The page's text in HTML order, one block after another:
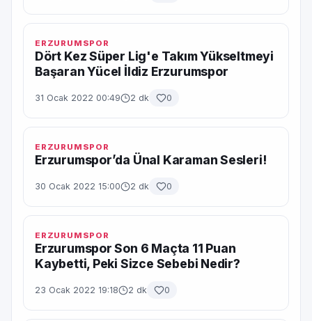
ERZURUMSPOR
Dört Kez Süper Lig'e Takım Yükseltmeyi
Başaran Yücel İldiz Erzurumspor
31 Ocak 2022 00:49 2 dk 0
ERZURUMSPOR
Erzurumspor’da Ünal Karaman Sesleri!
30 Ocak 2022 15:00 2 dk 0
ERZURUMSPOR
Erzurumspor Son 6 Maçta 11 Puan
Kaybetti, Peki Sizce Sebebi Nedir?
23 Ocak 2022 19:18 2 dk 0